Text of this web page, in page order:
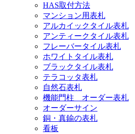
HAS取付方法
マンション用表札
アルカイックタイル表札
アンティークタイル表札
フレーバータイル表札
ホワイトタイル表札
ブラックタイル表札
テラコッタ表札
自然石表札
機能門柱 オーダー表札
オーダーサイン
銅・真鍮の表札
看板